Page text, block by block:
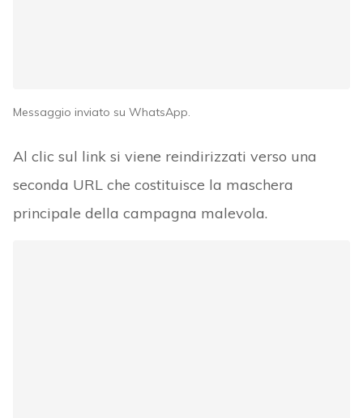
Messaggio inviato su WhatsApp.
Al clic sul link si viene reindirizzati verso una
seconda URL che costituisce la maschera
principale della campagna malevola.